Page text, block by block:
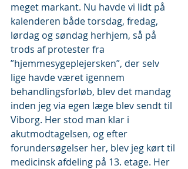
meget markant. Nu havde vi lidt på
kalenderen både torsdag, fredag,
lørdag og søndag herhjem, så på
trods af protester fra
”hjemmesygeplejersken”, der selv
lige havde været igennem
behandlingsforløb, blev det mandag
inden jeg via egen læge blev sendt til
Viborg. Her stod man klar i
akutmodtagelsen, og efter
forundersøgelser her, blev jeg kørt til
medicinsk afdeling på 13. etage. Her